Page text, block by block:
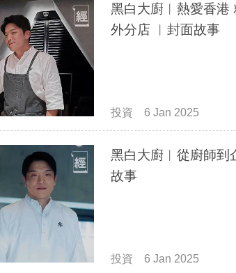
黑白大廚︳熱愛香港
外分店 ︳封面故事
投資 6 Jan 2025
黑白大廚︳從廚師到
故事
投資 6 Jan 2025